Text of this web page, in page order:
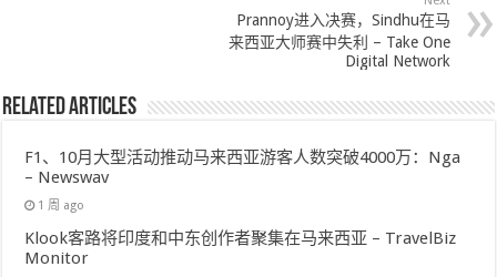
Prannoy进入决赛，Sindhu在马
来西亚大师赛中失利 – Take One
Digital Network
Related Articles
F1、10月大型活动推动马来西亚游客人数突破4000万：Nga
– Newswav
1 周 ago
Klook客路将印度和中东创作者聚集在马来西亚 – TravelBiz
Monitor